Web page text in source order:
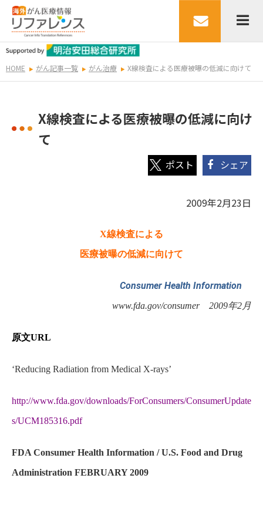
HOME がん記事一覧 がん治療 X線検査による医療被曝の低減に向けて
X線検査による医療被曝の低減に向け
て
シェア
2009年2月23日
X線検査による
医療被曝の低減に向けて
Consumer Health Information
www.fda.gov/consumer 2009年2月
原文URL
‘Reducing Radiation from Medical X-rays’
http://www.fda.gov/downloads/ForConsumers/ConsumerUpdate
s/UCM185316.pdf
FDA Consumer Health Information / U.S. Food and Drug
Administration FEBRUARY 2009